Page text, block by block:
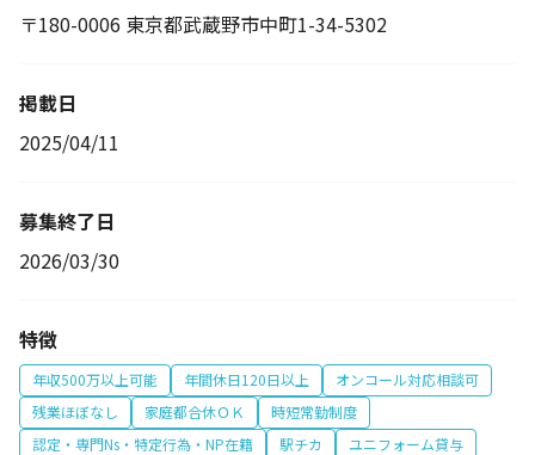
〒180-0006 東京都武蔵野市中町1-34-5302
掲載日
2025/04/11
募集終了日
2026/03/30
特徴
年収500万以上可能 年間休日120日以上
オンコール対応相談可
残業ほぼなし
家庭都合休ＯＫ
時短常勤制度
認定・専門Ns・特定行為・NP在籍
駅チカ
ユニフォーム貸与